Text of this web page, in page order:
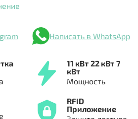
11 кВт 22 кВт 7
кВт
Мощность
RFID
Приложение
Написать в WhatsApp